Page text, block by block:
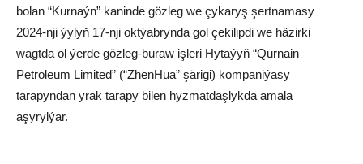
bolan “Kurnaýn” kaninde gözleg we çykaryş şertnamasy
2024-nji ýylyň 17-nji oktýabrynda gol çekilipdi we häzirki
wagtda ol ýerde gözleg-buraw işleri Hytaýyň “Qurnain
Petroleum Limited” (“ZhenHua” şärigi) kompaniýasy
tarapyndan yrak tarapy bilen hyzmatdaşlykda amala
aşyrylýar.